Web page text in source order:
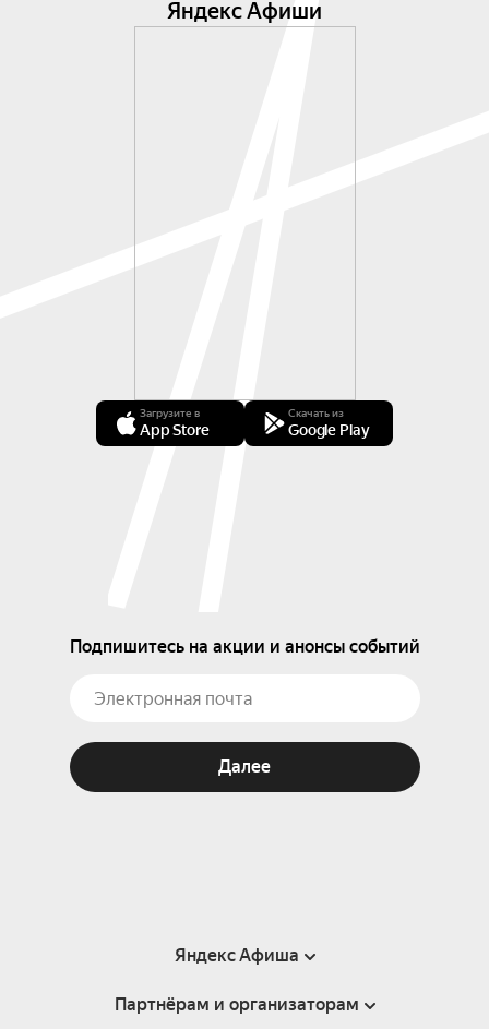
Яндекс Афиши
Загрузите в
App Store
Скачать из
Google Play
Подпишитесь на акции и анонсы событий
Далее
Яндекс Афиша
Справка
Партнёрам и организаторам